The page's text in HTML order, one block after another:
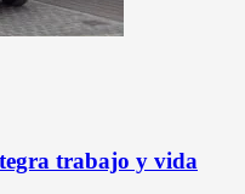
trabajo y vida